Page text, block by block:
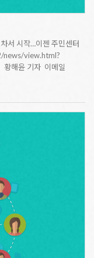
서 시작…이젠 주민센터
news/view.html?
해윤 기자 이메일